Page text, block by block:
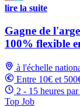
lire la suite
Gagne de
100% flexible
à l'échelle
Entre 10€ et
2 - 15 heures
Top Job